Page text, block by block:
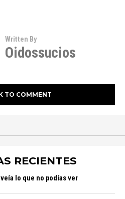
Written By
Oidossucios
TO COMMENT
RECIENTES
lo que no podías ver